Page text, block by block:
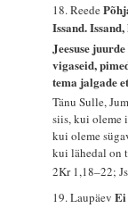
18. Reede
Issand.
Jeesuse
vigaseid,
tema jalgade
Tänu Sulle,
siis, kui oleme
kui oleme
kui lähedal on
2Kr 1,18–22;
19. LaupäevEi